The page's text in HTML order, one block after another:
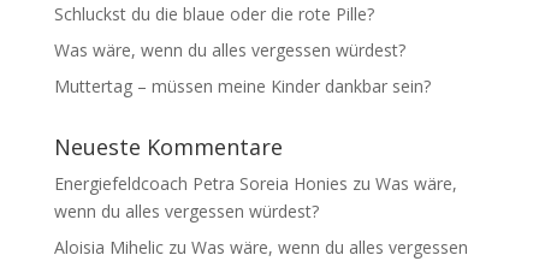
Schluckst du die blaue oder die rote Pille?
Was wäre, wenn du alles vergessen würdest?
Muttertag – müssen meine Kinder dankbar sein?
Neueste Kommentare
Energiefeldcoach Petra Soreia Honies zu Was wäre,
wenn du alles vergessen würdest?
Aloisia Miheliczu Was wäre, wenn du alles vergessen